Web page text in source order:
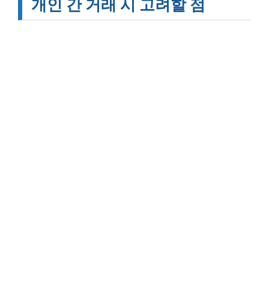
개인 간 거래 시 고려할 점